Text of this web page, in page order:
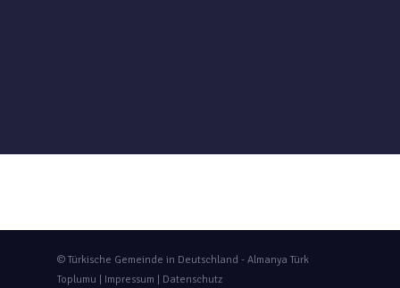
© Türkische Gemeinde in Deutschland - Almanya Türk
Toplumu | Impressum Datenschutz